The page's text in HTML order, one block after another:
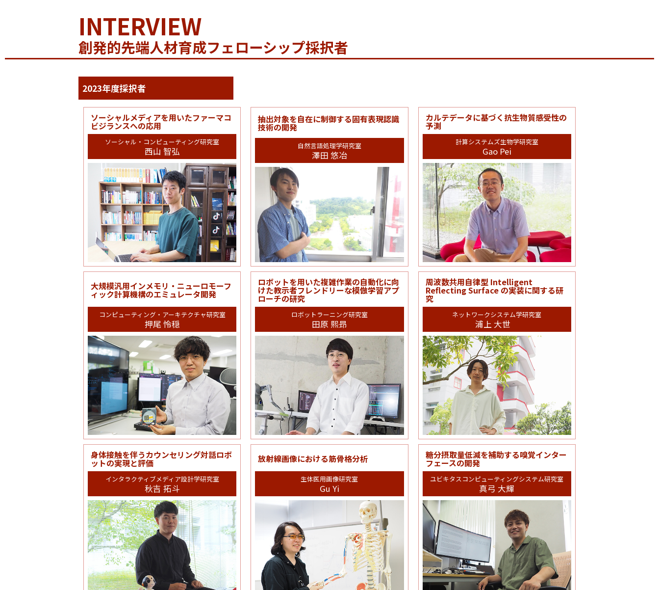
INTERVIEW
創発的先端人材育成フェローシップ採択者
2023年度採択者
ソーシャルメディアを用いたファーマコ
ビジランスへの応用
ソーシャル・コンピューティング研究室
西山 智弘
抽出対象を自在に制御する固有表現認識
技術の開発
自然言語処理学研究室
澤田 悠冶
カルテデータに基づく抗生物質感受性の
予測
計算システムズ生物学研究室
Gao Pei
大規模汎用インメモリ・ニューロモーフ
ィック計算機構のエミュレータ開発
コンピューティング・アーキテクチャ研究室
押尾 怜穏
ロボットを用いた複雑作業の自動化に向
けた教示者フレンドリーな模倣学習アプ
ローチの研究
ロボットラーニング研究室
田原 熙昻
周波数共用自律型 Intelligent
Reflecting Surface の実装に関する研
究
ネットワークシステム学研究室
浦上 大世
身体接触を伴うカウンセリング対話ロボ
ットの実現と評価
インタラクティブメディア設計学研究室
秋吉 拓斗
放射線画像における筋骨格分析
生体医用画像研究室
Gu Yi
糖分摂取量低減を補助する嗅覚インター
フェースの開発
ユビキタスコンピューティングシステム研究室
真弓 大輝